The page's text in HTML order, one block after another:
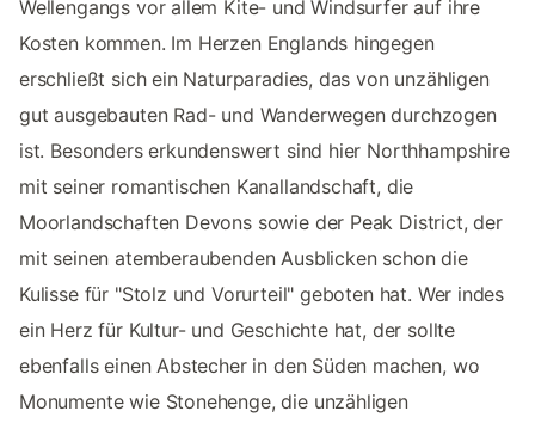
Wellengangs vor allem Kite- und Windsurfer auf ihre
Kosten kommen. Im Herzen Englands hingegen
erschließt sich ein Naturparadies, das von unzähligen
gut ausgebauten Rad- und Wanderwegen durchzogen
ist. Besonders erkundenswert sind hier Northhampshire
mit seiner romantischen Kanallandschaft, die
Moorlandschaften Devons sowie der Peak District, der
mit seinen atemberaubenden Ausblicken schon die
Kulisse für "Stolz und Vorurteil" geboten hat. Wer indes
ein Herz für Kultur- und Geschichte hat, der sollte
ebenfalls einen Abstecher in den Süden machen, wo
Monumente wie Stonehenge, die unzähligen